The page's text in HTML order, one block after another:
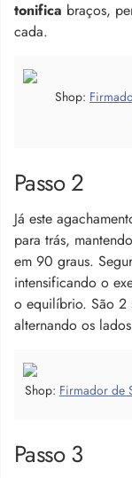
tonifica braços,
cada.
Shop:
Passo 2
Já este
para trás,
em 90 graus.
intensificando o
o equilíbrio. São 2
alternando os
Shop: Firmador de
Passo 3